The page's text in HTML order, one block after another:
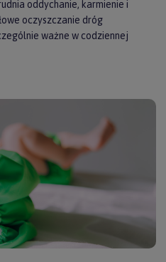
oddychanie, karmienie i
oczyszczanie dróg
ważne w codziennej
realizację tego
wydzielinę.